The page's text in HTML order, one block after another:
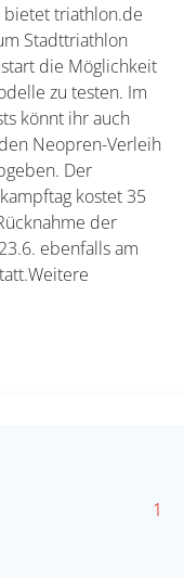
bietet triathlon.de
Stadttriathlon
die Möglichkeit
zu testen. Im
könnt ihr auch
Neopren-Verleih
Der
kostet 35
der
ebenfalls am
Seite
1